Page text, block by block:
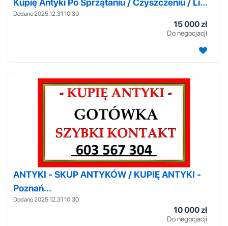
Kupię Antyki Po Sprzątaniu / Czyszczeniu / Li...
Dodano 2025.12.31 10:30
15 000 zł
Do negocjacji
ANTYKI - SKUP ANTYKÓW / KUPIĘ ANTYKI -
Poznań...
Dodano 2025.12.31 10:30
10 000 zł
Do negocjacji